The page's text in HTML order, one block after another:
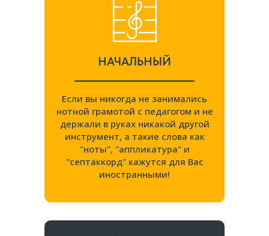
НАЧАЛЬНЫЙ
Если вы никогда не занимались
нотной грамотой с педагогом и не
держали в руках никакой другой
инструмент, а такие слова как
"ноты", "аппликатура" и
"септаккорд" кажутся для Вас
иностранными!